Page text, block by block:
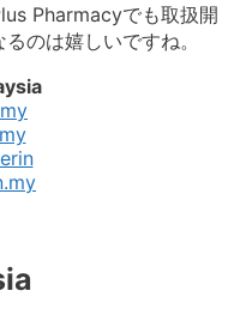
Pharmacyでも取扱開
のは嬉しいですね。